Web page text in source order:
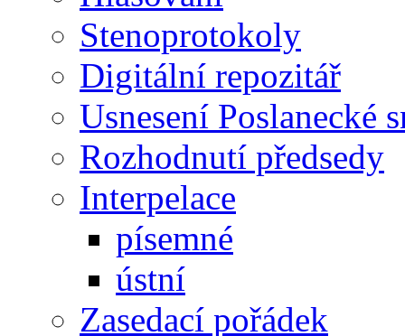
Stenoprotokoly
Digitální repozitář
Usnesení Poslanecké
Rozhodnutí předsedy
Interpelace
písemné
ústní
Zasedací pořádek